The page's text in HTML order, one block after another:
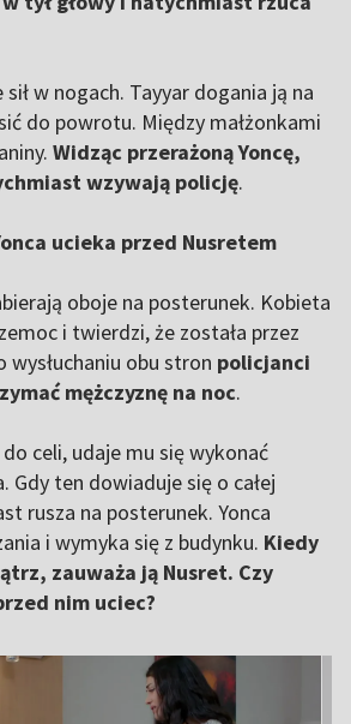
w nogach. Tayyar dogania ją na
do powrotu. Między małżonkami
Widząc przerażoną Yoncę,
wzywają policję.
ucieka przed Nusretem
oboje na posterunek. Kobieta
i twierdzi, że została przez
wysłuchaniu obu stron policjanci
mężczyznę na noc.
celi, udaje mu się wykonać
ten dowiaduje się o całej
rusza na posterunek. Yonca
i wymyka się z budynku. Kiedy
zauważa ją Nusret. Czy
nim uciec?